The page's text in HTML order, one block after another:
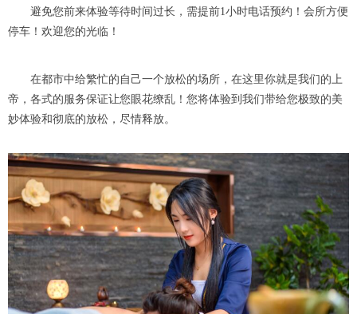
避免您前来体验等待时间过长，需提前1小时电话预约！会所方便
停车！欢迎您的光临！
在都市中给繁忙的自己一个放松的场所，在这里你就是我们的上
帝，各式的服务保证让您眼花缭乱！您将体验到我们带给您极致的美
妙体验和彻底的放松，尽情释放。